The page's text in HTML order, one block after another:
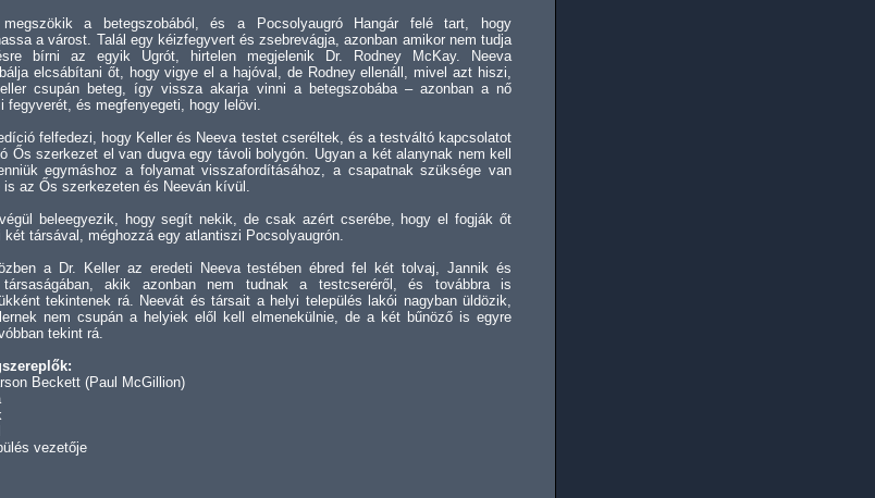
megszökik a betegszobából, és a Pocsolyaugró Hangár felé tart, hogy
a várost. Talál egy kéizfegyvert és zsebrevágja, azonban amikor nem tudja
bírni az egyik Ugrót, hirtelen megjelenik Dr. Rodney McKay. Neeva
elcsábítani őt, hogy vigye el a hajóval, de Rodney ellenáll, mivel azt hiszi,
csupán beteg, így vissza akarja vinni a betegszobába – azonban a nő
fegyverét, és megfenyegeti, hogy lelövi.
felfedezi, hogy Keller és Neeva testet cseréltek, és a testváltó kapcsolatot
Ős szerkezet el van dugva egy távoli bolygón. Ugyan a két alanynak nem kell
egymáshoz a folyamat visszafordításához, a csapatnak szüksége van
is az Ős szerkezeten és Neeván kívül.
beleegyezik, hogy segít nekik, de csak azért cserébe, hogy el fogják őt
két társával, méghozzá egy atlantiszi Pocsolyaugrón.
a Dr. Keller az eredeti Neeva testében ébred fel két tolvaj, Jannik és
társaságában, akik azonban nem tudnak a testcseréről, és továbbra is
tekintenek rá. Neevát és társait a helyi település lakói nagyban üldözik,
nem csupán a helyiek elől kell elmenekülnie, de a két bűnöző is egyre
tekint rá.
Beckett (Paul McGillion)
vezetője